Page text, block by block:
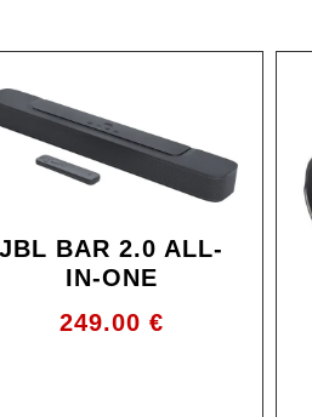
JBL BAR 2.0 ALL-
IN-ONE
249.00 €